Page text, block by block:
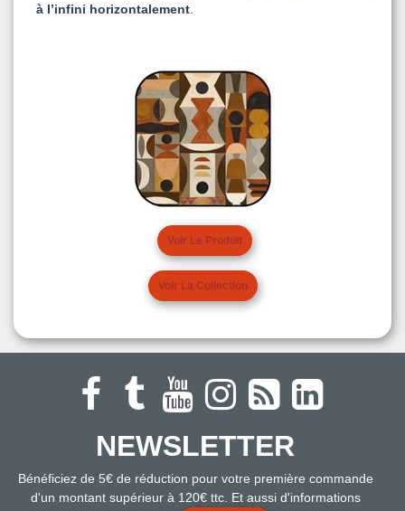
à l’infini horizontalement
Voir Le Produit
Voir La Collection
NEWSLETTER
Bénéficiez de 5€ de réduction pour votre première commande
d'un montant supérieur à 120€ ttc. Et aussi d'informations